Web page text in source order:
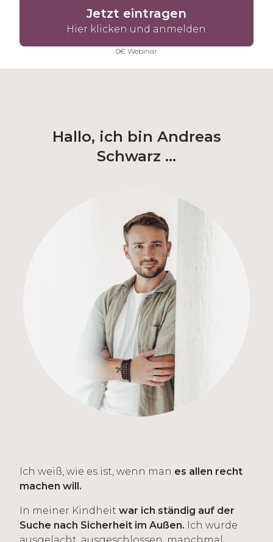
Jetzt eintragen
Hier klicken und anmelden
0€ Webinar
Hallo, ich bin Andreas
Schwarz ...
Ich weiß, wie es ist, wenn man es allen recht
machen will.
In meiner Kindheit war ich ständig auf der
Suche nach Sicherheit im Außen. Ich wurde
ausgelacht, ausgeschlossen, manchmal